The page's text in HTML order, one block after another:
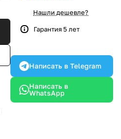
Нашли дешевле?
Гарантия 5 лет
Написать в Telegram
Написать в
WhatsApp